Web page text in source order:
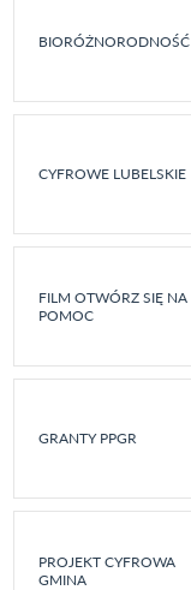
BIORÓŻNORODNOŚĆ
CYFROWE LUBELSKIE
FILM OTWÓRZ SIĘ NA
POMOC
GRANTY PPGR
PROJEKT CYFROWA
GMINA